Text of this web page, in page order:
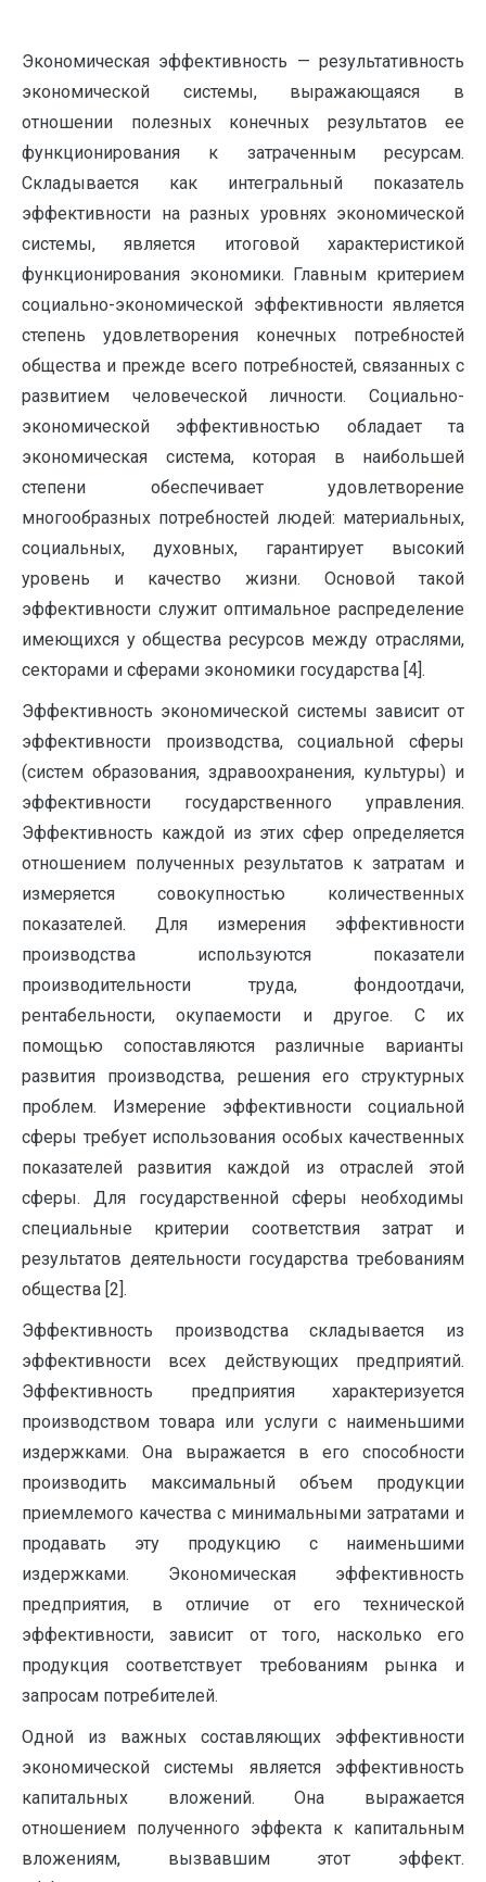
Экономическая эффективность — результативность
экономической системы, выражающаяся в
отношении полезных конечных результатов ее
функционирования к затраченным ресурсам.
Складывается как интегральный показатель
эффективности на разных уровнях экономической
системы, является итоговой характеристикой
функционирования экономики. Главным критерием
социально-экономической эффективности является
степень удовлетворения конечных потребностей
общества и прежде всего потребностей, связанных с
развитием человеческой личности. Социально-
экономической эффективностью обладает та
экономическая система, которая в наибольшей
степени обеспечивает удовлетворение
многообразных потребностей людей: материальных,
социальных, духовных, гарантирует высокий
уровень и качество жизни. Основой такой
эффективности служит оптимальное распределение
имеющихся у общества ресурсов между отраслями,
секторами и сферами экономики государства [4].
Эффективность экономической системы зависит от
эффективности производства, социальной сферы
(систем образования, здравоохранения, культуры) и
эффективности государственного управления.
Эффективность каждой из этих сфер определяется
отношением полученных результатов к затратам и
измеряется совокупностью количественных
показателей. Для измерения эффективности
производства используются показатели
производительности труда, фондоотдачи,
рентабельности, окупаемости и другое. С их
помощью сопоставляются различные варианты
развития производства, решения его структурных
проблем. Измерение эффективности социальной
сферы требует использования особых качественных
показателей развития каждой из отраслей этой
сферы. Для государственной сферы необходимы
специальные критерии соответствия затрат и
результатов деятельности государства требованиям
общества [2].
Эффективность производства складывается из
эффективности всех действующих предприятий.
Эффективность предприятия характеризуется
производством товара или услуги с наименьшими
издержками. Она выражается в его способности
производить максимальный объем продукции
приемлемого качества с минимальными затратами и
продавать эту продукцию с наименьшими
издержками. Экономическая эффективность
предприятия, в отличие от его технической
эффективности, зависит от того, насколько его
продукция соответствует требованиям рынка и
запросам потребителей.
Одной из важных составляющих эффективности
экономической системы является эффективность
капитальных вложений. Она выражается
отношением полученного эффекта к капитальным
вложениям, вызвавшим этот эффект.